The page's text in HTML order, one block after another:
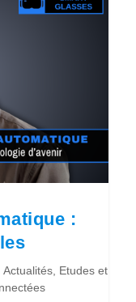
:
Actualités Etudes et